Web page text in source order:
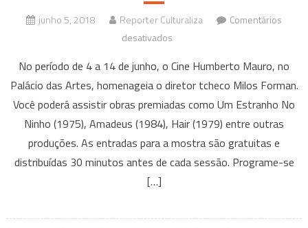
junho 5, 2018 Reporter Culturaliza
Comentários
desativados
Humberto
Mauro
exibe
mostra
em
homenagem
No período de 4 a 14 de junho, o Cine Humberto Mauro, no
Palácio das Artes, homenageia o diretor tcheco Milos Forman.
Você poderá assistir obras premiadas como Um Estranho No
Ninho (1975), Amadeus (1984), Hair (1979) entre outras
produções. As entradas para a mostra são gratuitas e
distribuídas 30 minutos antes de cada sessão. Programe-se
[…]